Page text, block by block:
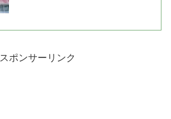
スポンサーリンク